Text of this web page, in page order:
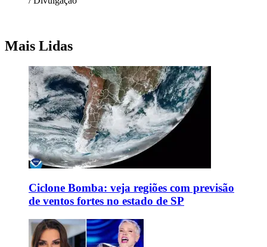
Mais Lidas
Ciclone Bomba: veja regiões com previsão
de ventos fortes no estado de SP